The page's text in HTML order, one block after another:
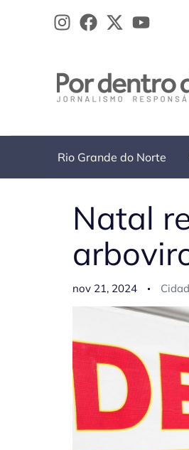
Rio Grande do Norte
Natal
nov 21, 2024